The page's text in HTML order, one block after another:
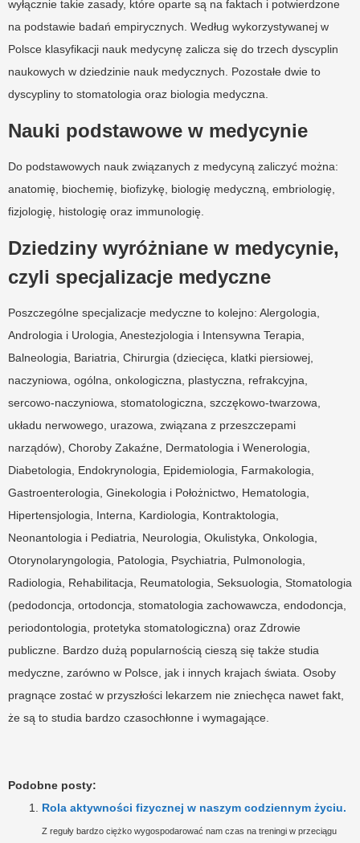
wyłącznie takie zasady, które oparte są na faktach i potwierdzone
na podstawie badań empirycznych. Według wykorzystywanej w
Polsce klasyfikacji nauk medycynę zalicza się do trzech dyscyplin
naukowych w dziedzinie nauk medycznych. Pozostałe dwie to
dyscypliny to stomatologia oraz biologia medyczna.
Nauki podstawowe w medycynie
Do podstawowych nauk związanych z medycyną zaliczyć można:
anatomię, biochemię, biofizykę, biologię medyczną, embriologię,
fizjologię, histologię oraz immunologię.
Dziedziny wyróżniane w medycynie,
czyli specjalizacje medyczne
Poszczególne specjalizacje medyczne to kolejno: Alergologia,
Andrologia i Urologia, Anestezjologia i Intensywna Terapia,
Balneologia, Bariatria, Chirurgia (dziecięca, klatki piersiowej,
naczyniowa, ogólna, onkologiczna, plastyczna, refrakcyjna,
sercowo-naczyniowa, stomatologiczna, szczękowo-twarzowa,
układu nerwowego, urazowa, związana z przeszczepami
narządów), Choroby Zakaźne, Dermatologia i Wenerologia,
Diabetologia, Endokrynologia, Epidemiologia, Farmakologia,
Gastroenterologia, Ginekologia i Położnictwo, Hematologia,
Hipertensjologia, Interna, Kardiologia, Kontraktologia,
Neonantologia i Pediatria, Neurologia, Okulistyka, Onkologia,
Otorynolaryngologia, Patologia, Psychiatria, Pulmonologia,
Radiologia, Rehabilitacja, Reumatologia, Seksuologia, Stomatologia
(pedodoncja, ortodoncja, stomatologia zachowawcza, endodoncja,
periodontologia, protetyka stomatologiczna) oraz Zdrowie
publiczne. Bardzo dużą popularnością cieszą się także studia
medyczne, zarówno w Polsce, jak i innych krajach świata. Osoby
pragnące zostać w przyszłości lekarzem nie zniechęca nawet fakt,
że są to studia bardzo czasochłonne i wymagające.
Podobne posty:
Rola aktywności fizycznej w naszym codziennym życiu.
Z reguły bardzo ciężko wygospodarować nam czas na treningi w przeciągu